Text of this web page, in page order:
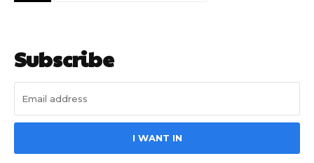
Subscribe
I WANT IN